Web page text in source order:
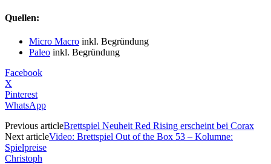
Quellen:
Micro Macro inkl. Begründung
Paleo inkl. Begründung
Facebook
X
Pinterest
WhatsApp
Previous articleBrettspiel Neuheit Red Rising erscheint bei Corax
Next articleVideo: Brettspiel Out of the Box 53 – Kolumne:
Spielpreise
Christoph